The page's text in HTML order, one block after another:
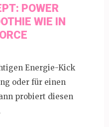
POWER
WIE IN
Energie-Kick
oder für einen
probiert diesen